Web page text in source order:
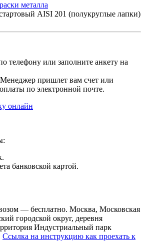
металла
AISI 201 (полукруглые лапки)
телефону или заполните анкету на
Менеджер пришлет вам счет или
по электронной почте.
онлайн
банковской картой.
— бесплатно. Москва, Московская
городской округ, деревня
Индустриальный парк
Ссылка на инструкцию как проехать к